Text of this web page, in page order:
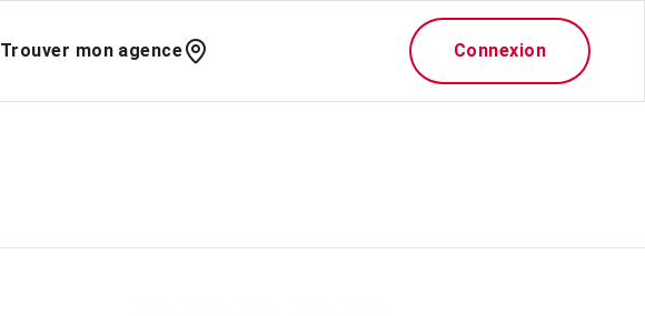
Trouver mon agence Connexion